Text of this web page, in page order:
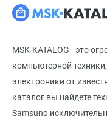
MSK-KATALOG - это
компьютерной
электроники от
каталог вы найдете
Samsung